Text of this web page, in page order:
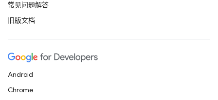
常见问题解答
旧版文档
Android
Chrome